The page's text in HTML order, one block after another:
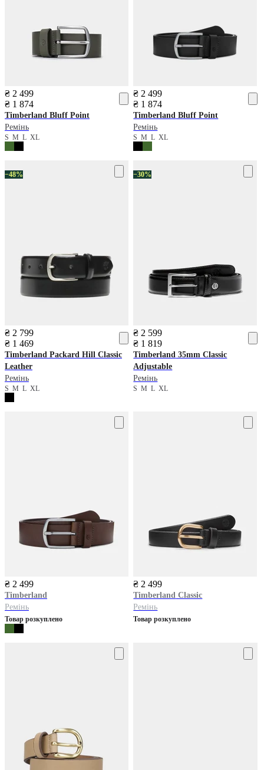
₴ 2 499
₴ 1 874
Timberland Bluff Point
Ремінь
S M L XL
₴ 2 499
₴ 1 874
Timberland Bluff Point
Ремінь
SMLXL
−48%
₴ 2 799
₴ 1 469
Timberland Packard Hill Classic
Leather
Ремінь
S M L XL
−30%
₴ 2 599
₴ 1 819
Timberland 35mm Classic
Adjustable
Ремінь
SMLXL
₴ 2 499
Timberland
Ремінь
Товар розкуплено
₴ 2 499
Timberland Classic
Ремінь
Товар розкуплено